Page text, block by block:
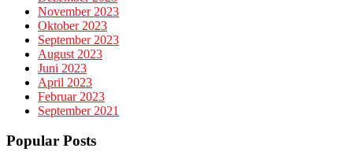
November 2023
Oktober 2023
September 2023
August 2023
Juni 2023
April 2023
Februar 2023
September 2021
Popular Posts